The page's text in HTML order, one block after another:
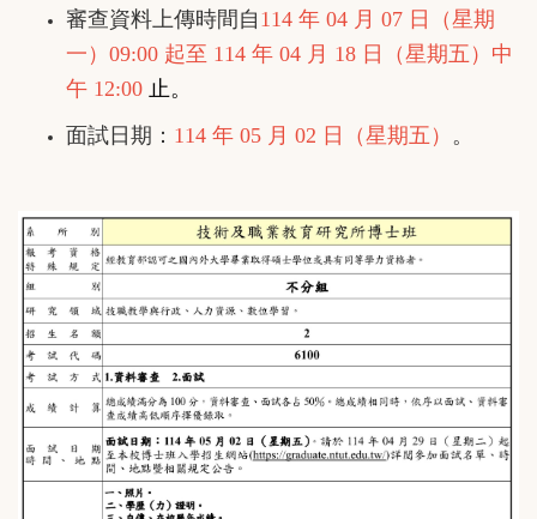
審查資料上傳時間自 114 年 04 月 07 日（星期
一）09:00 起至 114 年 04 月 18 日（星期五）中
午 12:00 止。
面試日期： 114 年 05 月 02 日（星期五） 。